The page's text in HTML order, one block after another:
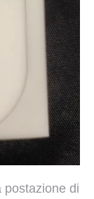
postazione di